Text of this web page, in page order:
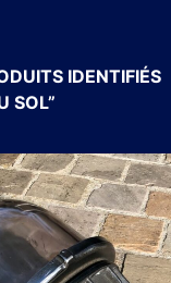
IDENTIFIÉS
SOL”